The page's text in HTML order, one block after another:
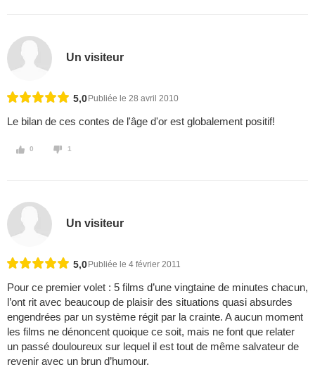
Un visiteur
5,0 Publiée le 28 avril 2010
Le bilan de ces contes de l'âge d'or est globalement positif!
0 1
Un visiteur
5,0 Publiée le 4 février 2011
Pour ce premier volet : 5 films d’une vingtaine de minutes chacun,
l’ont rit avec beaucoup de plaisir des situations quasi absurdes
engendrées par un système régit par la crainte. A aucun moment
les films ne dénoncent quoique ce soit, mais ne font que relater
un passé douloureux sur lequel il est tout de même salvateur de
revenir avec un brun d’humour.